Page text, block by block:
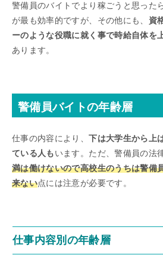
警備員のバイトでより稼ごうと思った
が最も効率的ですが、その他にも、 資
ーのような役職に就く事で時給自体を
あります。
警備員バイトの年齢層
仕事の内容により、下は大学生から上
ている人もいます。ただ、警備員の法
満は働けないので高校生のうちは警備
来ない点には注意が必要です。
仕事内容別の年齢層